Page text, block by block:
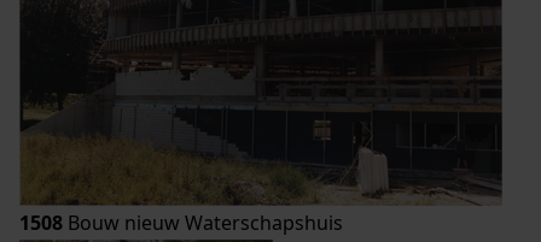
1508 Bouw nieuw Waterschapshuis